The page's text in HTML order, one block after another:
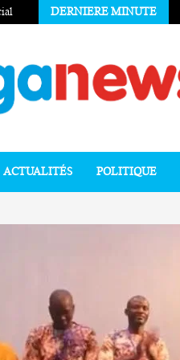
DERNIERE MINUTE
ACTUALITÉS POLITIQUE